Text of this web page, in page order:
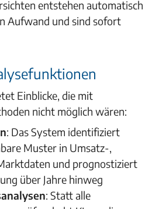
entstehen automatisch
Aufwand und sind sofort
Einblicke, die mit
nicht möglich wären:
: Das System identifiziert
Muster in Umsatz-,
und prognostiziert
über Jahre hinweg
: Statt alle